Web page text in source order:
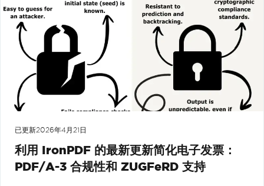
已更新2026年4月21日
利用 IronPDF 的最新更新简化电子发票：
PDF/A-3 合规性和 ZUGFeRD 支持